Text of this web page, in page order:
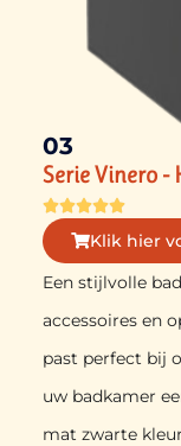
03
Serie Vinero

Klik hier
Een stijlvolle
accessoires en
past perfect bij
uw badkamer
mat zwarte